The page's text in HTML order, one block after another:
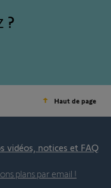
Haut de page
vidéos, notices et FAQ
plans par email !